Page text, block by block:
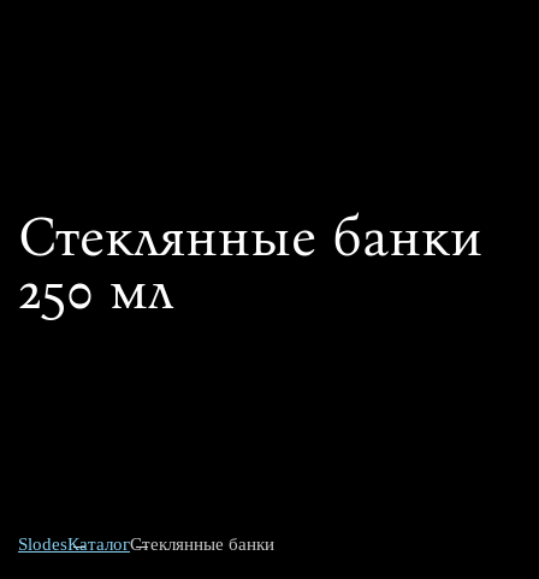
Стеклянные банки
250 мл
SlodesКаталогСтеклянные банки